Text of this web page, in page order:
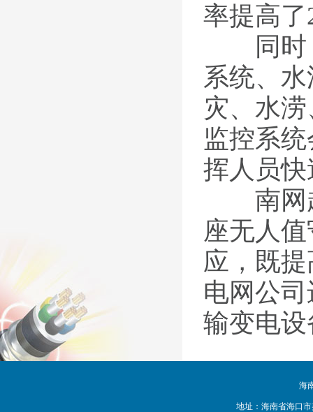
率提高了
同时，
系统、
灾、水
监控系
挥人员
南网超
座无人
应，既
电网公
输变电
海
地址：海南省海口